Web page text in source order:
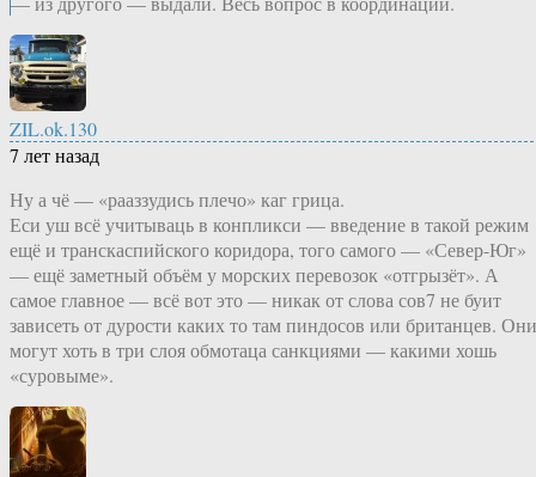
ZIL.ok.130
7 лет назад
Ну а чё — «рааззудись плечо» каг грица.
Еси уш всё учитываць в конпликси — введение в такой режим
ещё и транскаспийского коридора, того самого — «Север-Юг»
— ещё заметный объём у морских перевозок «отгрызёт». А
самое главное — всё вот это — никак от слова сов7 не буит
зависеть от дурости каких то там пиндосов или британцев. Они
могут хоть в три слоя обмотаца санкциями — какими хошь
«суровыме».